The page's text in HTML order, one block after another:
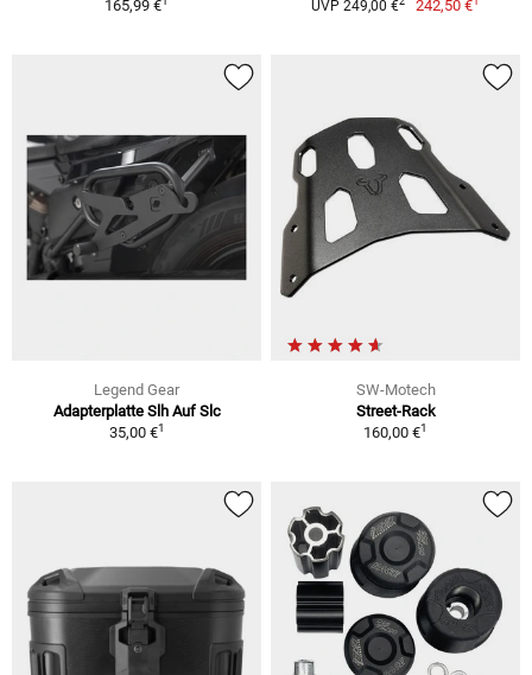
165,99 € UVP 249,00 € 242,50 €
Legend Gear
Adapterplatte Slh Auf Slc
35,00 €1
SW-Motech
Street-Rack
160,00 €1